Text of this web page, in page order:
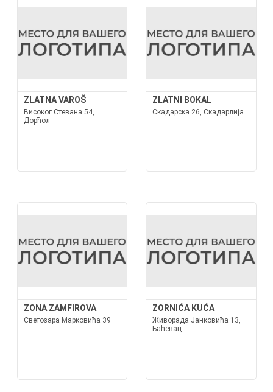
ZLATNA VAROŠ
Високог Стевана 54,
Дорћол
ZLATNI BOKAL
Скадарска 26, Скадарлија
ZONA ZAMFIROVA
Светозара Марковића 39
ZORNIĆA KUĆA
Живорада Јанковића 13,
Баћевац